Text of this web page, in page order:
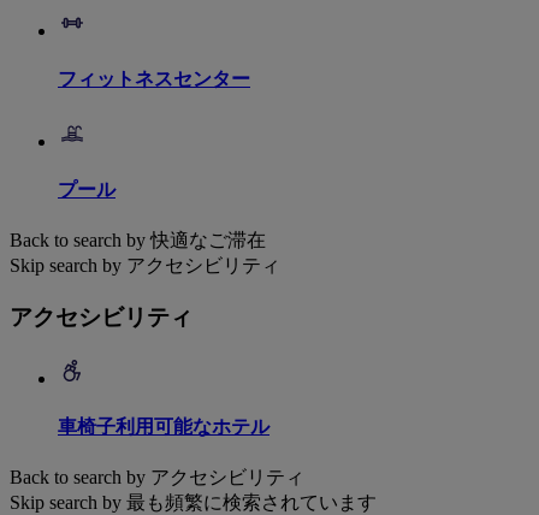
フィットネスセンター
プール
Back to search by 快適なご滞在
Skip search by アクセシビリティ
アクセシビリティ
車椅子利用可能なホテル
Back to search by アクセシビリティ
Skip search by 最も頻繁に検索されています